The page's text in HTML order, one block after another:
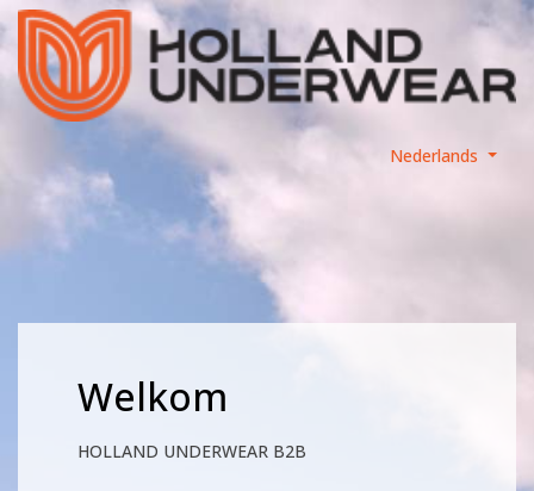
Nederlands
Welkom
HOLLAND UNDERWEAR B2B